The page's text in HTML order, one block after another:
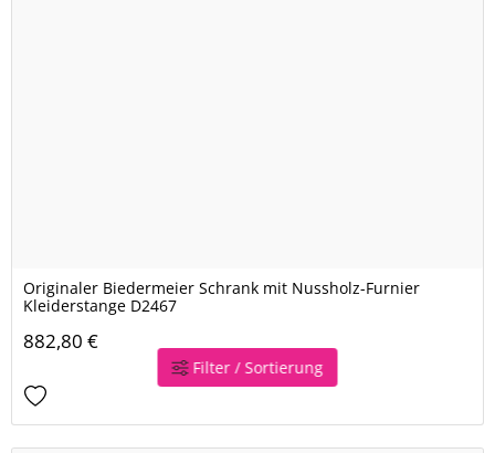
Filter / Sortierung
Originaler Biedermeier Schrank mit Nussholz-Furnier
Kleiderstange D2467
882,80 €